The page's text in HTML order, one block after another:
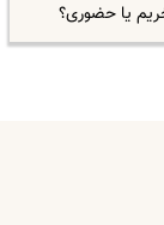
یا حضوری؟